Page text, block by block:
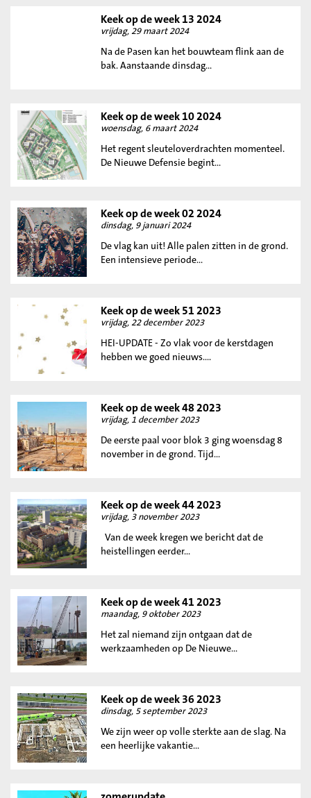
Keek op de week 13 2024
vrijdag, 29 maart 2024
Na de Pasen kan het bouwteam flink aan de
bak. Aanstaande dinsdag...
Keek op de week 10 2024
woensdag, 6 maart 2024
Het regent sleuteloverdrachten momenteel.
De Nieuwe Defensie begint...
Keek op de week 02 2024
dinsdag, 9 januari 2024
De vlag kan uit! Alle palen zitten in de grond.
Een intensieve periode...
Keek op de week 51 2023
vrijdag, 22 december 2023
HEI-UPDATE - Zo vlak voor de kerstdagen
hebben we goed nieuws....
Keek op de week 48 2023
vrijdag, 1 december 2023
De eerste paal voor blok 3 ging woensdag 8
november in de grond. Tijd...
Keek op de week 44 2023
vrijdag, 3 november 2023
Van de week kregen we bericht dat de
heistellingen eerder...
Keek op de week 41 2023
maandag, 9 oktober 2023
Het zal niemand zijn ontgaan dat de
werkzaamheden op De Nieuwe...
Keek op de week 36 2023
dinsdag, 5 september 2023
We zijn weer op volle sterkte aan de slag. Na
een heerlijke vakantie...